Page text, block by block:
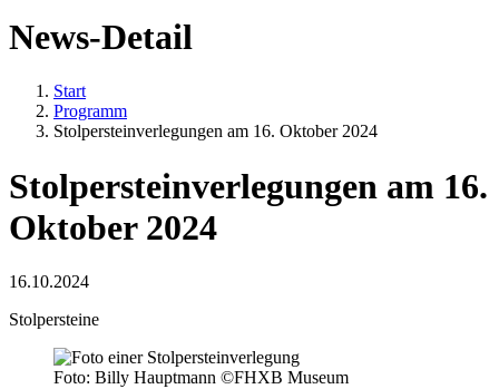
News-Detail
Start
Programm
Stolpersteinverlegungen am 16. Oktober 2024
Stolpersteinverlegungen am 16.
Oktober 2024
16.10.2024
Stolpersteine
Foto: Billy Hauptmann ©FHXB Museum